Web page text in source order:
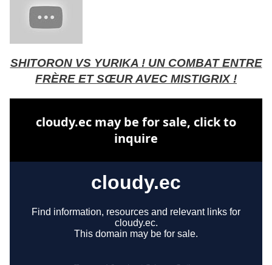
SHITORON VS YURIKA ! UN COMBAT ENTRE
FRÈRE ET SŒUR AVEC MISTIGRIX !